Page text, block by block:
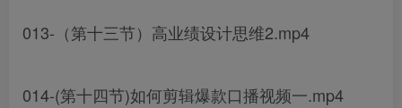
013-（第十三节）高业绩设计思维2.mp4
014-(第十四节)如何剪辑爆款口播视频一.mp4